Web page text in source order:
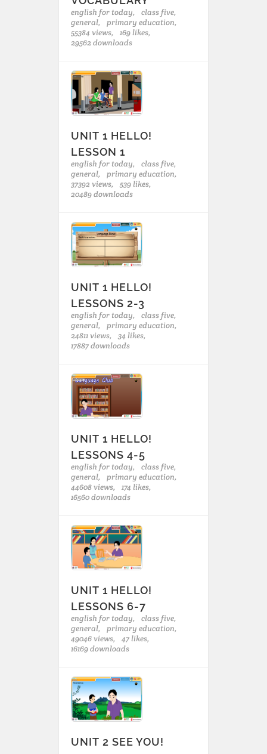
english for today,
class five,
general,
primary education,
55384 views,
169 likes,
29562 downloads
UNIT 1 HELLO!
LESSON 1
english for today,
class five,
general,
primary education,
37392 views,
539 likes,
20489 downloads
UNIT 1 HELLO!
LESSONS 2-3
english for today,
class five,
general,
primary education,
24811 views,
34 likes,
17887 downloads
UNIT 1 HELLO!
LESSONS 4-5
english for today,
class five,
general,
primary education,
44608 views,
174 likes,
16560 downloads
UNIT 1 HELLO!
LESSONS 6-7
english for today,
class five,
general,
primary education,
49046 views,
47 likes,
16169 downloads
UNIT 2 SEE YOU!